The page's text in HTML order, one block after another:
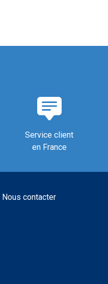
Service client
en France
Nous contacter